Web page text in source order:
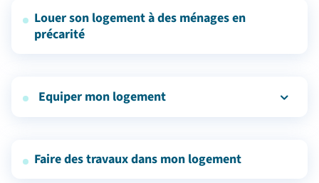
Louer son logement à des ménages en
précarité
Equiper mon logement
Faire des travaux dans mon logement